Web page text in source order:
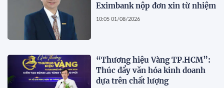
Eximbank nộp đơn xin từ nhiệm
10:05 01/08/2026
“Thương hiệu Vàng TP.HCM”:
Thúc đẩy văn hóa kinh doanh
dựa trên chất lượng